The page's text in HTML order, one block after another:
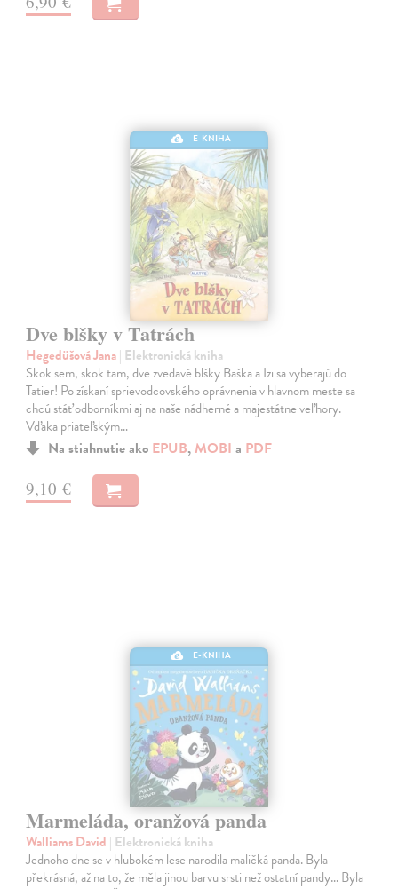
E-KNIHA
Dve blšky v Tatrách
Hegedüšová Jana| Elektronická kniha
Skok sem, skok tam, dve zvedavé blšky Baška a Izi sa vyberajú do
Tatier! Po získaní sprievodcovského oprávnenia v hlavnom meste sa
chcú stáť odborníkmi aj na naše nádherné a majestátne veľhory.
Vďaka priateľským…
Na stiahnutie ako EPUB, MOBI a PDF
9,10 €
E-KNIHA
Marmeláda, oranžová panda
Walliams David | Elektronická kniha
Jednoho dne se v hlubokém lese narodila maličká panda. Byla
překrásná, až na to, že měla jinou barvu srsti než ostatní pandy… Byla